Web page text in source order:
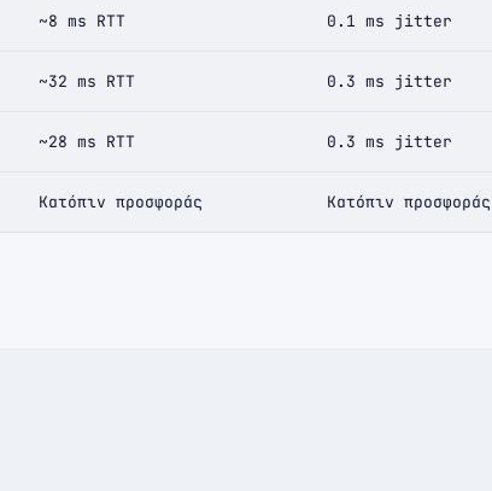
~8 ms RTT 0.1 ms jitter
~32 ms RTT 0.3 ms jitter
~28 ms RTT 0.3 ms jitter
Κατόπιν προσφοράς Κατόπιν προσφοράς